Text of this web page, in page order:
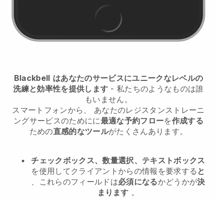
Blackbell はあなたのサービスにユニークなレベルの
洗練と効率性を提供します - 私たちのようなものは誰
もいません。
スマートフォンから、 あなたのレジスタンストレーニ
ングサービスのためにに最適な予約フローを作成する
ための直感的なツールがたくさんあります。
チェックボックス、数量選択、テキストボックス
を使用してクライアントからの情報を要求する と
、これらのフィールドは必須になるかどうかが決
まります 。